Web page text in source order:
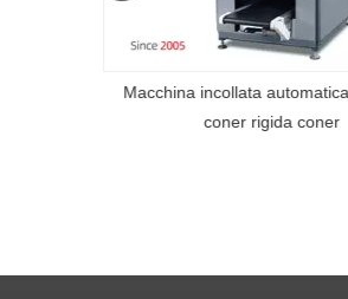
Macchina incollata
coner rigida coner